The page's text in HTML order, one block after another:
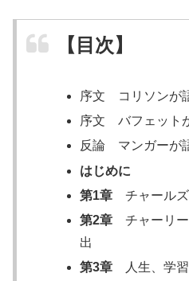
【目次】
序文 コリソンが
序文 バフェット
反論 マンガーが
はじめに
第1章 チャールズ
第2章 チャーリー
出
第3章 人生、学習